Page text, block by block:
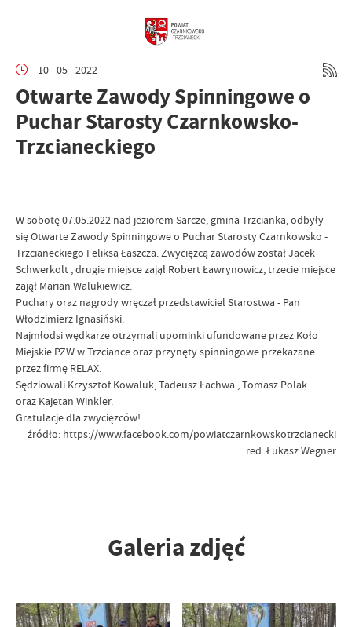
10 - 05 - 2022
Otwarte Zawody Spinningowe o
Puchar Starosty Czarnkowsko-
Trzcianeckiego
W sobotę 07.05.2022 nad jeziorem Sarcze, gmina Trzcianka, odbyły
się Otwarte Zawody Spinningowe o Puchar Starosty Czarnkowsko -
Trzcianeckiego Feliksa Łaszcza. Zwycięzcą zawodów został Jacek
Schwerkolt , drugie miejsce zajął Robert Ławrynowicz, trzecie miejsce
zajął Marian Walukiewicz.
Puchary oraz nagrody wręczał przedstawiciel Starostwa - Pan
Włodzimierz Ignasiński.
Najmłodsi wędkarze otrzymali upominki ufundowane przez Koło
Miejskie PZW w Trzciance oraz przynęty spinningowe przekazane
przez firmę RELAX.
Sędziowali Krzysztof Kowaluk, Tadeusz Łachwa , Tomasz Polak
oraz Kajetan Winkler.
Gratulacje dla zwycięzców!
źródło: https://www.facebook.com/powiatczarnkowskotrzcianecki
red. Łukasz Wegner
Galeria zdjęć